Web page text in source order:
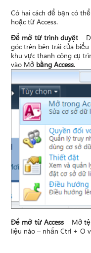
Có hai cách để bạn có
hoặc từ Access.
Để mở từ trình duyệt
góc trên bên trái của
khu vực thanh công cụ
vào Mở bằng Access.
Để mở từ Access Mở
liệu nào – nhấn Ctrl + O